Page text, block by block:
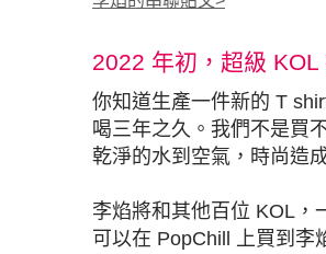
2022 年初，超級 KOL
你知道生產一件新的 T
喝三年之久。我們不是買
乾淨的水到空氣，時尚造
李焰將和其他百位 KOL，
可以在 PopChill 上買到李